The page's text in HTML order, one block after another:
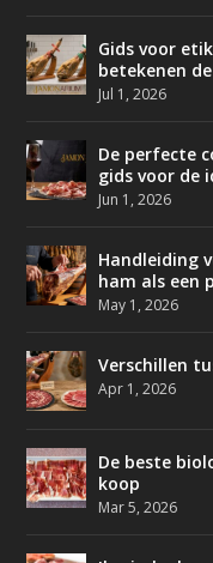
Gids voor
betekenen
Jul 1, 2026
De perfecte
gids voor de
Jun 1, 2026
Handleiding
ham als een
May 1, 2026
Verschillen
Apr 1, 2026
De beste
koop
Mar 5, 2026